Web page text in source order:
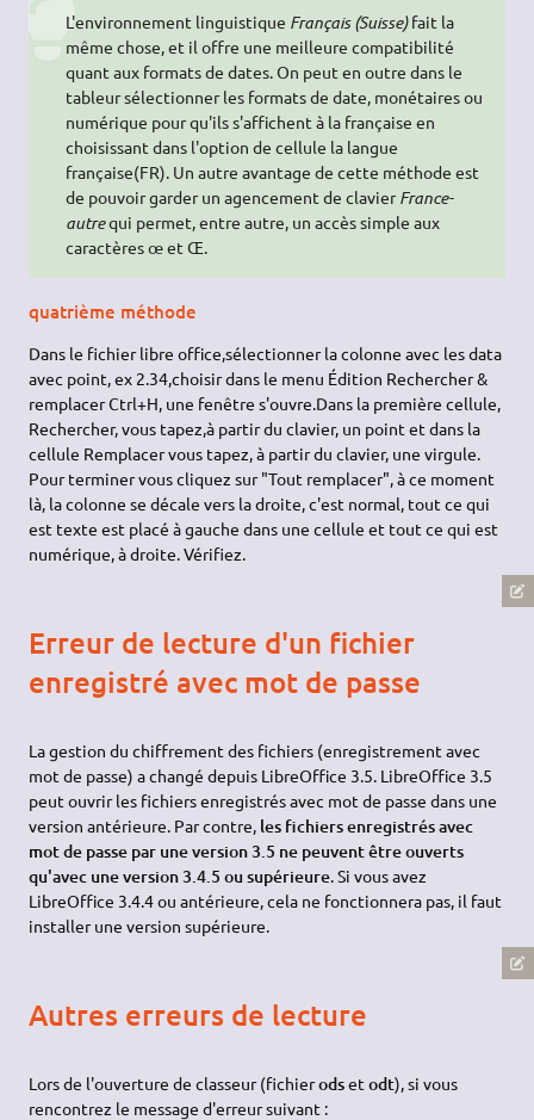
L'environnement linguistique Français (Suisse)fait la
même chose, et il offre une meilleure compatibilité
quant aux formats de dates. On peut en outre dans le
tableur sélectionner les formats de date, monétaires ou
numérique pour qu'ils s'affichent à la française en
choisissant dans l'option de cellule la langue
française(FR). Un autre avantage de cette méthode est
de pouvoir garder un agencement de clavierFrance-
autrequi permet, entre autre, un accès simple aux
caractères œ et Œ.
quatrième méthode
Dans le fichier libre office,sélectionner la colonne avec les data
avec point, ex 2.34,choisir dans le menu Édition Rechercher &
remplacer Ctrl+H, une fenêtre s'ouvre.Dans la première cellule,
Rechercher, vous tapez,à partir du clavier, un point et dans la
cellule Remplacer vous tapez, à partir du clavier, une virgule.
Pour terminer vous cliquez sur "Tout remplacer", à ce moment
là, la colonne se décale vers la droite, c'est normal, tout ce qui
est texte est placé à gauche dans une cellule et tout ce qui est
numérique, à droite. Vérifiez.
Erreur de lecture d'un fichier
enregistré avec mot de passe
La gestion du chiffrement des fichiers (enregistrement avec
mot de passe) a changé depuis LibreOffice 3.5. LibreOffice 3.5
peut ouvrir les fichiers enregistrés avec mot de passe dans une
version antérieure. Par contre, les fichiers enregistrés avec
mot de passe par une version 3.5 ne peuvent être ouverts
qu'avec une version 3.4.5 ou supérieure. Si vous avez
LibreOffice 3.4.4 ou antérieure, cela ne fonctionnera pas, il faut
installer une version supérieure.
Autres erreurs de lecture
Lors de l'ouverture de classeur (fichierodsetodt), si vous
rencontrez le message d'erreur suivant :